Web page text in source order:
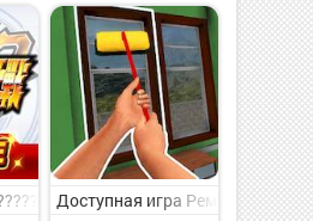
на Андроид - симпатичная
Доступная игра Ремонт и